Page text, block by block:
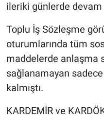
ileriki günlerde
Toplu İş Sözleşme
oturumlarında tüm
maddelerde anlaşma
sağlanamayan
kalmıştı.
KARDEMİR ve